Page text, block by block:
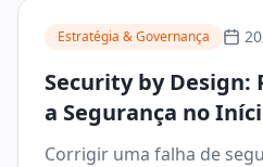
Estratégia & Governança
Security by
a Segurança no
Blockchain e IoT
Corrigir uma falha de